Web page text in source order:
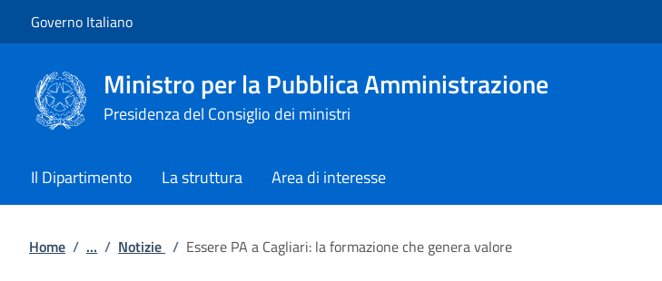
Governo Italiano
Ministro per la Pubblica Amministrazione
Presidenza del Consiglio dei ministri
Il Dipartimento La struttura Area di interesse
Home / ... / Notizie / Essere PA a Cagliari: la formazione che genera valore